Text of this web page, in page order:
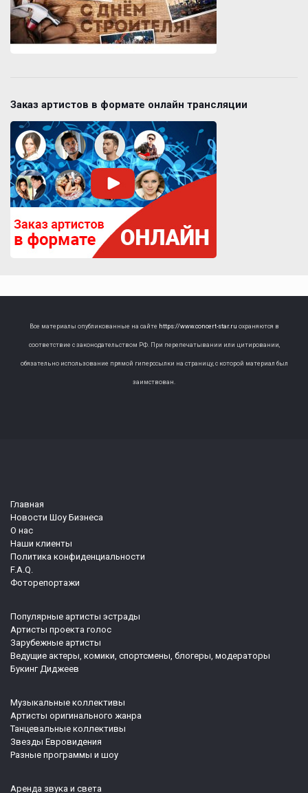
Заказ артистов в формате онлайн трансляции
Все материалы опубликованные на сайте https://www.concert-star.ru охраняются в
соответствие с законодательством РФ. При перепечатывании или цитировании,
обязательно использование прямой гиперссылки на страницу, с которой материал был
заимствован.
Главная
Новости Шоу Бизнеса
О нас
Наши клиенты
Политика конфиденциальности
F.A.Q.
Фоторепортажи
Популярные артисты эстрады
Артисты проекта голос
Зарубежные артисты
Ведущие актеры, комики, спортсмены, блогеры, модераторы
Букинг Диджеев
Музыкальные коллективы
Артисты оригинального жанра
Танцевальные коллективы
Звезды Евровидения
Разные программы и шоу
Аренда звука и света